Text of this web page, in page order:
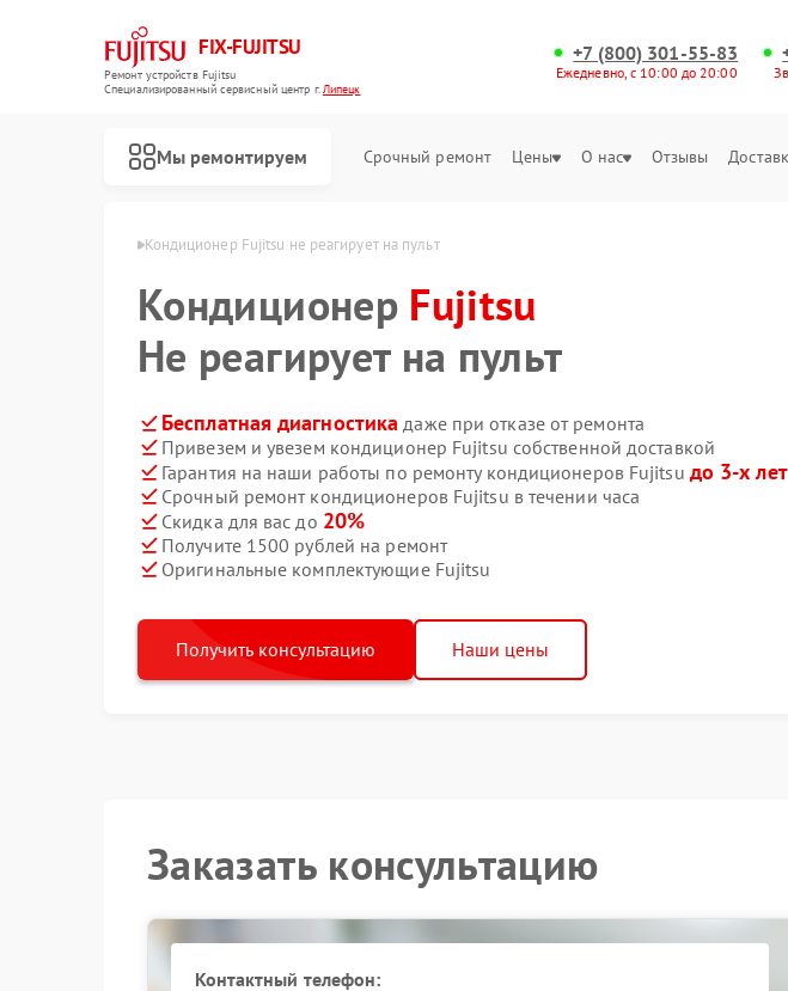
FIX-FUJITSU
Ремонт устройств Fujitsu
Специализированный cервисный центр г.Липецк
+7 (800) 301-55-83
Ежедневно, с 10:00 до 20:00
Мы ремонтируем Срочный ремонт Цены О нас Отзывы
Кондиционер Fujitsu не реагирует на пульт
Кондиционер Fujitsu
Не реагирует на пульт
Бесплатная диагностика даже при отказе от ремонта
Привезем и увезем кондиционер Fujitsu собственной доставкой
Гарантия на наши работы по ремонту кондиционеров Fujitsu до 3-х лет
Срочный ремонт кондиционеров Fujitsu в течении часа
Скидка для вас до 20%
Получите 1500 рублей на ремонт
Оригинальные комплектующие Fujitsu
Получить консультацию Наши цены
Заказать консультацию
Контактный телефон: